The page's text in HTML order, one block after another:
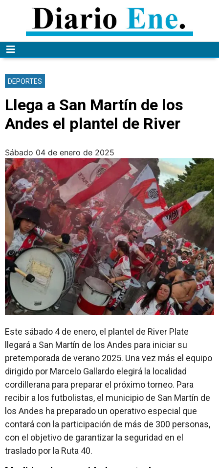
DEPORTES
Llega a San Martín de los
Andes el plantel de River
sábado 04 de enero de 2025
Este sábado 4 de enero, el plantel de River Plate
llegará a San Martín de los Andes para iniciar su
pretemporada de verano 2025. Una vez más el equipo
dirigido por Marcelo Gallardo elegirá la localidad
cordillerana para preparar el próximo torneo. Para
recibir a los futbolistas, el municipio de San Martín de
los Andes ha preparado un operativo especial que
contará con la participación de más de 300 personas,
con el objetivo de garantizar la seguridad en el
traslado por la Ruta 40.